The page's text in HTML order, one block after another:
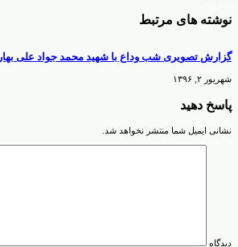
نوشته های مرتبط
گزارش تصویری شب وداع با شهید محمد جواد علی بهار
شهریور ۲, ۱۳۹۶
پاسخ دهید
نشانی ایمیل شما منتشر نخواهد شد.
دیدگاه